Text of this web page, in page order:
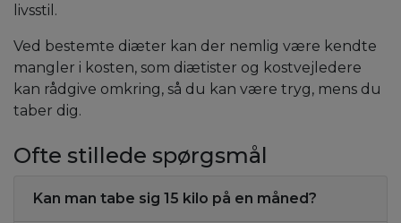
livsstil.
Ved bestemte diæter kan der nemlig være kendte
mangler i kosten, som diætister og kostvejledere
kan rådgive omkring, så du kan være tryg, mens du
taber dig.
Ofte stillede spørgsmål
Kan man tabe sig 15 kilo på en måned?